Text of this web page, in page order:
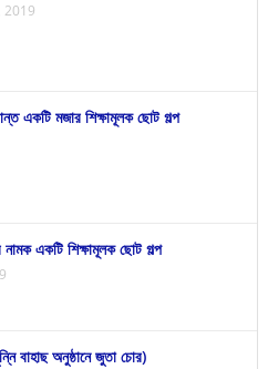
2019
একটি মজার শিক্ষামূলক ছোট গল্প
একটি শিক্ষামূলক ছোট গল্প
বাহাছ অনুষ্ঠানে জুতা চোর)